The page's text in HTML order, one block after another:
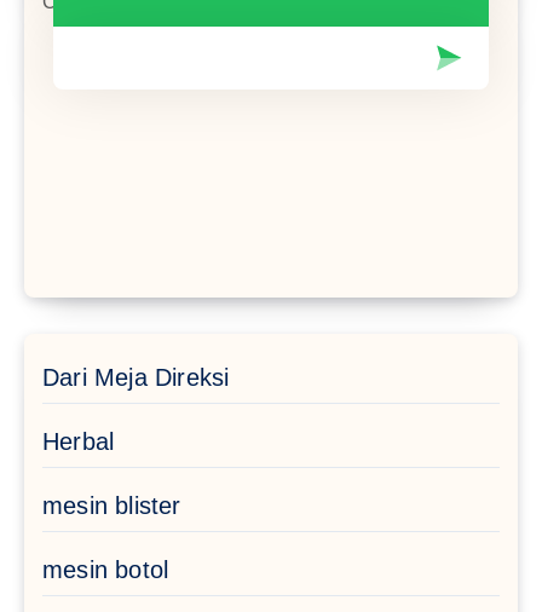
Dari Meja Direksi
Herbal
mesin blister
mesin botol